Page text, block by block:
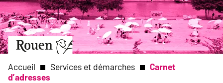
Aller
au
contenu
principal
Aller
à
page
Slide
1
of
1
Accueil Services et démarches
Carnet
d’adresses